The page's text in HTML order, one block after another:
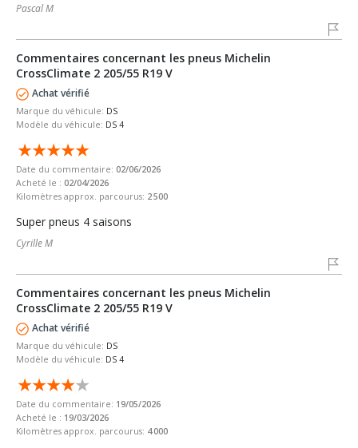
Pascal M
Commentaires concernant les pneus Michelin
CrossClimate 2 205/55 R19 V
Achat vérifié
Marque du véhicule: DS
Modèle du véhicule: DS 4
Date du commentaire: 02/06/2026
Acheté le : 02/04/2026
Kilomètres approx. parcourus: 2 500
Super pneus 4 saisons
Cyrille M
Commentaires concernant les pneus Michelin
CrossClimate 2 205/55 R19 V
Achat vérifié
Marque du véhicule: DS
Modèle du véhicule: DS 4
Date du commentaire: 19/05/2026
Acheté le : 19/03/2026
Kilomètres approx. parcourus: 4 000